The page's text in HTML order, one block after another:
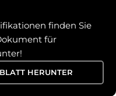
finden Sie
für
HERUNTER